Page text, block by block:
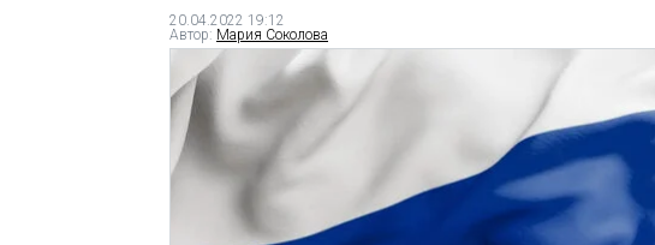
20.04.2022 19:12
Автор: Мария Соколова